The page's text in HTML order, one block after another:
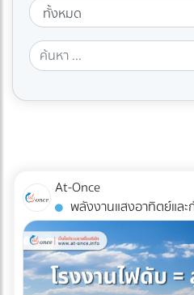
At-Once
พลังงานแสงอาทิตย์แล